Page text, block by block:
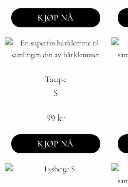
KJØP NÅ
Taupe
S
99 kr
KJØP NÅ